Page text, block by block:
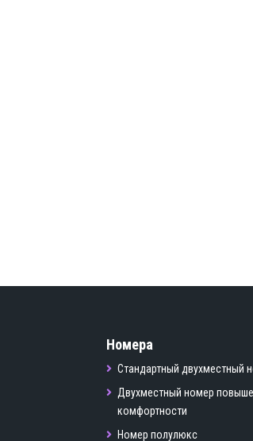
Номера
Стандартный двухместный
Двухместный номер
комфортности
Номер полулюкс